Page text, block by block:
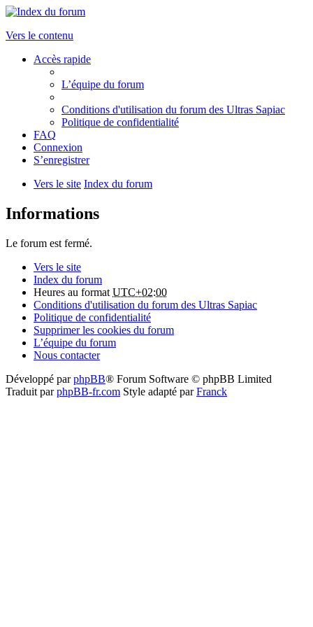
Vers le contenu
Accès rapide
L’équipe du forum
Conditions d'utilisation du forum des Ultras Sapiac
Politique de confidentialité
FAQ
Connexion
S’enregistrer
Vers le site Index du forum
Informations
Le forum est fermé.
Vers le site
Index du forum
Heures au format UTC+02:00
Conditions d'utilisation du forum des Ultras Sapiac
Politique de confidentialité
Supprimer les cookies du forum
L’équipe du forum
Nous contacter
Développé parphpBB® Forum Software © phpBB Limited
Traduit parphpBB-fr.com Style adapté parFranck